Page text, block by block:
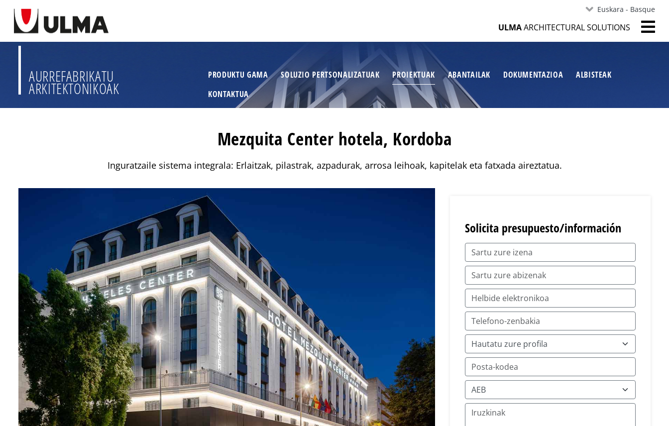
Euskara - Basque
ULMAARCHITECTURAL SOLUTIONS
AURREFABRIKATU
ARKITEKTONIKOAK
PRODUKTU GAMA SOLUZIO PERTSONALIZATUAK PROIEKTUAK ABANTAILAK DOKUMENTAZIOA
ALBISTEAK
KONTAKTUA
Mezquita Center hotela, Kordoba
Inguratzaile sistema integrala: Erlaitzak, pilastrak, azpadurak, arrosa leihoak, kapitelak eta fatxada aireztatua.
Solicita presupuesto/información